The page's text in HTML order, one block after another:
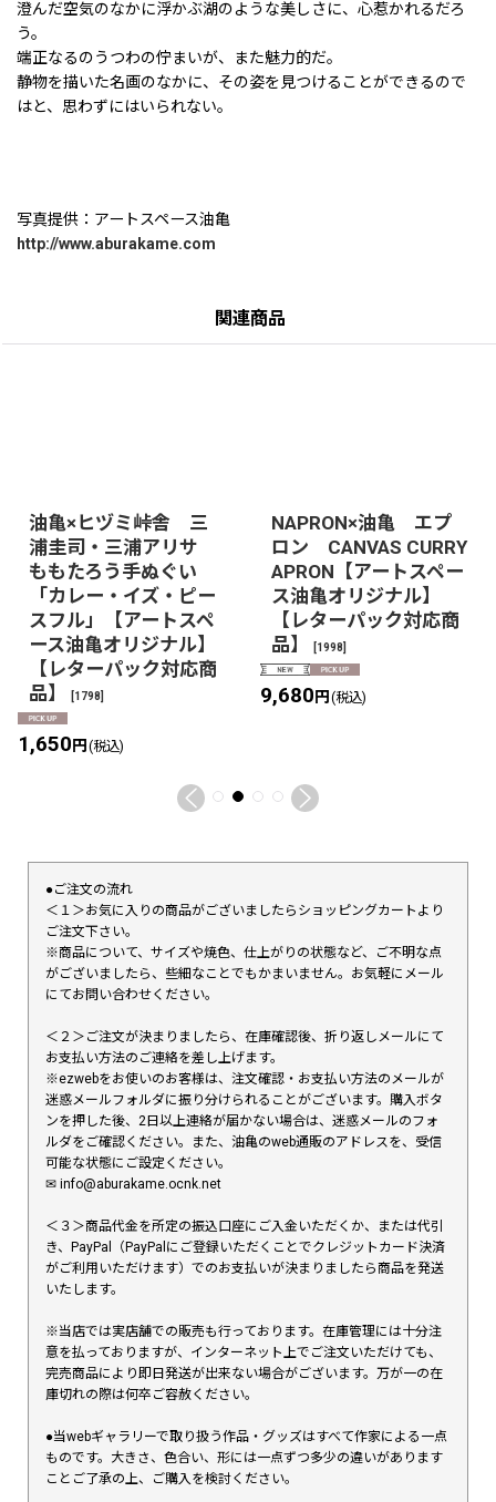
澄んだ空気のなかに浮かぶ湖のような美しさに、心惹かれるだろ
う。
端正なるのうつわの佇まいが、また魅力的だ。
静物を描いた名画のなかに、その姿を見つけることができるので
はと、思わずにはいられない。
写真提供：アートスペース油亀
http://www.aburakame.com
関連商品
油亀×ヒヅミ峠舎 三
浦圭司・三浦アリサ
ももたろう手ぬぐい
「カレー・イズ・ピー
スフル」【アートスペ
ース油亀オリジナル】
【レターパック対応商
品】
[1798]
1,650円 (税込)
NAPRON×油亀 エプ
ロン CANVAS CURRY
APRON【アートスペー
ス油亀オリジナル】
【レターパック対応商
品】
[1998]
9,680円 (税込)
●ご注文の流れ
＜１＞お気に入りの商品がございましたらショッピングカートより
ご注文下さい。
※商品について、サイズや焼色、仕上がりの状態など、ご不明な点
がございましたら、些細なことでもかまいません。お気軽にメール
にてお問い合わせください。
＜２＞ご注文が決まりましたら、在庫確認後、折り返しメールにて
お支払い方法のご連絡を差し上げます。
※ezwebをお使いのお客様は、注文確認・お支払い方法のメールが
迷惑メールフォルダに振り分けられることがございます。購入ボタ
ンを押した後、2日以上連絡が届かない場合は、迷惑メールのフォ
ルダをご確認ください。また、油亀のweb通販のアドレスを、受信
可能な状態にご設定ください。
✉︎ info@aburakame.ocnk.net
＜３＞商品代金を所定の振込口座にご入金いただくか、または代引
き、PayPal（PayPalにご登録いただくことでクレジットカード決済
がご利用いただけます）でのお支払いが決まりましたら商品を発送
いたします。
※当店では実店舗での販売も行っております。在庫管理には十分注
意を払っておりますが、インターネット上でご注文いただけても、
完売商品により即日発送が出来ない場合がございます。万が一の在
庫切れの際は何卒ご容赦ください。
●当webギャラリーで取り扱う作品・グッズはすべて作家による一点
ものです。大きさ、色合い、形には一点ずつ多少の違いがあります
ことご了承の上、ご購入を検討ください。